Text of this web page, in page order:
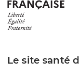
Le site santé